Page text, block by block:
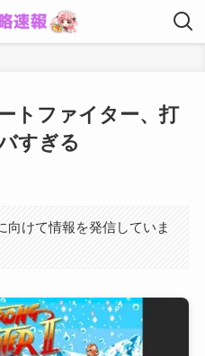
トファイター、打
すぎる
向けて情報を発信していま